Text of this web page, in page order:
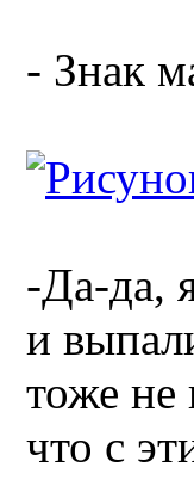
- Знак
-Да-да,
и
тоже не
что с